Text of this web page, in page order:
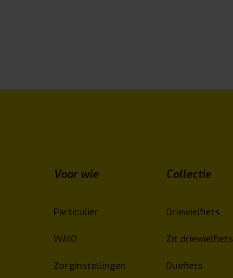
Voor wie
Particulier
WMO
Zorginstellingen
Collectie
Driewielfiets
Zit driewielfiets
Duofiets